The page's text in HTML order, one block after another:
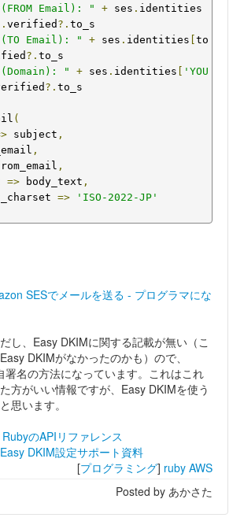
Email): " + ses . identities
]. verified ?. to_s
Email): " + ses . identities to
?. to_s
" + ses . identities
'YOU
?. to_s
(
subject ,
,
,
=> body_text ,
=>
'ISO-2022-JP'
SESでメールを送る - プログラマにな
し、Easy DKIMに関する記載が無い（こ
DKIMがなかったのかも）ので、
署名の方法になっています。これはこれ
方がいい情報ですが、Easy DKIMを使う
思います。
のAPIリファレンス
DKIM設定サポート資料
[プログラミング] ruby AWS
Posted by あかさた